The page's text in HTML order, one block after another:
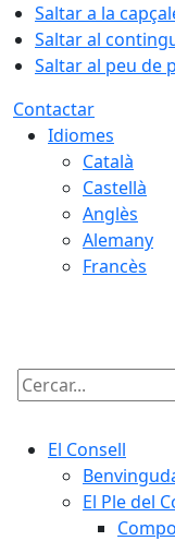
Saltar a la
Saltar al
Saltar al peu de
Contactar
Idiomes
Català
Castellà
Anglès
Alemany
Francès
Cercar:
El Consell
El Ple del